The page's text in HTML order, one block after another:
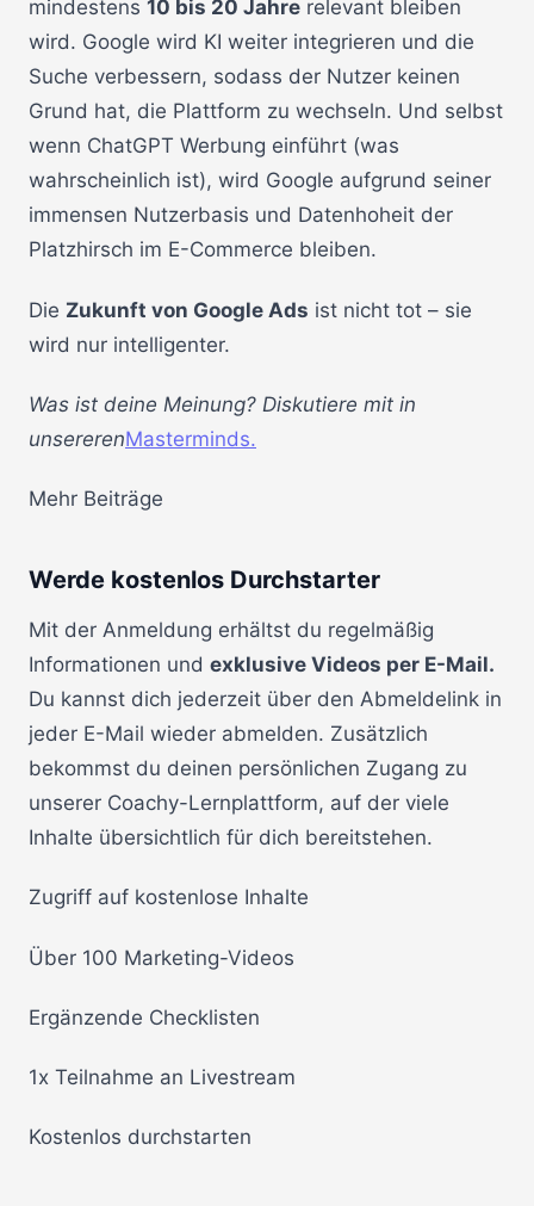
mindestens 10 bis 20 Jahre relevant bleiben
wird. Google wird KI weiter integrieren und die
Suche verbessern, sodass der Nutzer keinen
Grund hat, die Plattform zu wechseln. Und selbst
wenn ChatGPT Werbung einführt (was
wahrscheinlich ist), wird Google aufgrund seiner
immensen Nutzerbasis und Datenhoheit der
Platzhirsch im E-Commerce bleiben.
Die Zukunft von Google Ads ist nicht tot – sie
wird nur intelligenter.
Was ist deine Meinung? Diskutiere mit in
unsererenMasterminds.
Mehr Beiträge
Werde kostenlos Durchstarter
Mit der Anmeldung erhältst du regelmäßig
Informationen und exklusive Videos per E-Mail.
Du kannst dich jederzeit über den Abmeldelink in
jeder E-Mail wieder abmelden. Zusätzlich
bekommst du deinen persönlichen Zugang zu
unserer Coachy-Lernplattform, auf der viele
Inhalte übersichtlich für dich bereitstehen.
Zugriff auf kostenlose Inhalte
Über 100 Marketing-Videos
Ergänzende Checklisten
1x Teilnahme an Livestream
Kostenlos durchstarten